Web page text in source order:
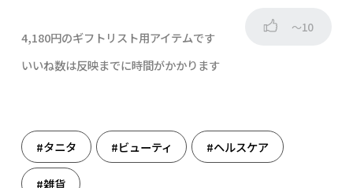
4,180円のギフトリスト用アイテムです
～10
いいね数は反映までに時間がかかります
#タニタ #ビューティ #ヘルスケア
#雑貨